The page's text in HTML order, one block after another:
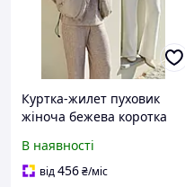
Куртка-жилет пуховик
жіноча бежева коротка
В наявності
від456₴/міс